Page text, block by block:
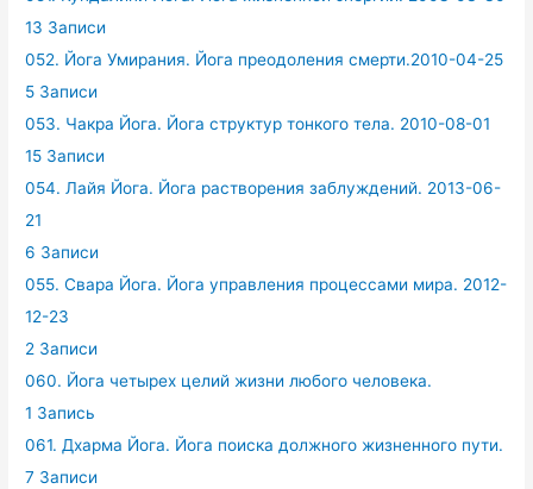
13 Записи
052. Йога Умирания. Йога преодоления смерти.2010-04-25
5 Записи
053. Чакра Йога. Йога структур тонкого тела. 2010-08-01
15 Записи
054. Лайя Йога. Йога растворения заблуждений. 2013-06-
21
6 Записи
055. Свара Йога. Йога управления процессами мира. 2012-
12-23
2 Записи
060. Йога четырех целий жизни любого человека.
1 Запись
061. Дхарма Йога. Йога поиска должного жизненного пути.
7 Записи